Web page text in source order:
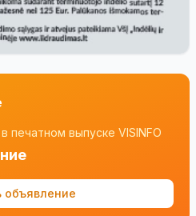
печатном выпуске VISINFO
объявление